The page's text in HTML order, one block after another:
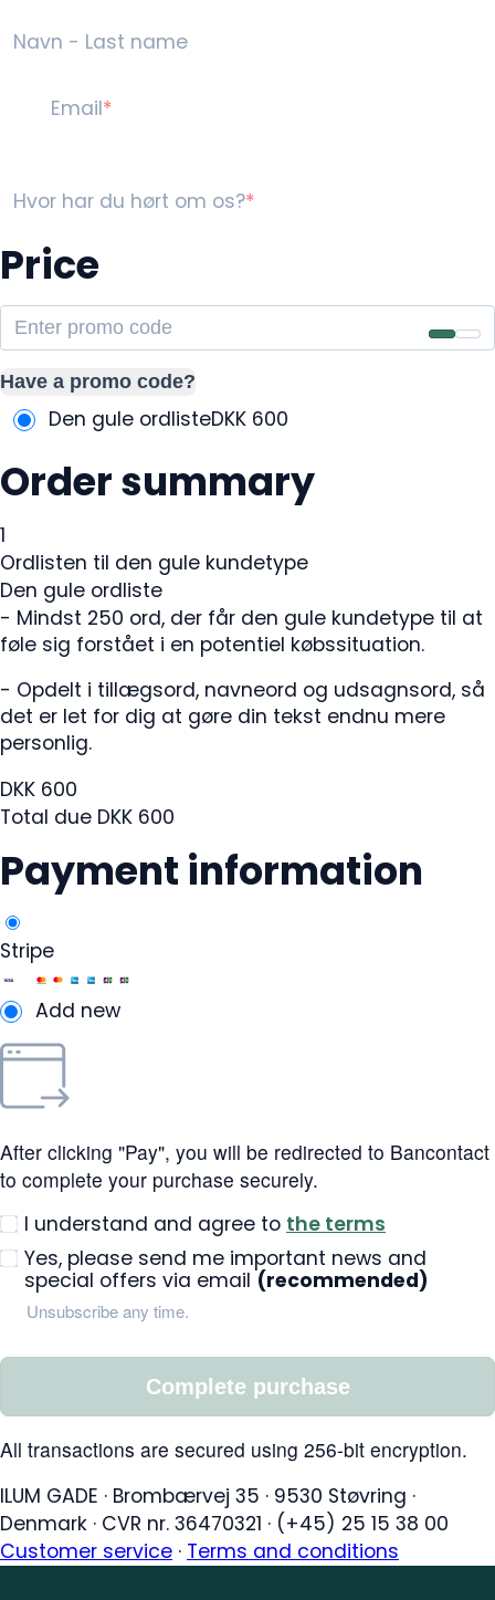
Navn - Last name
Email
Hvor har du hørt om os?
Price
Have a promo code?
Den gule ordlisteDKK 600
Order summary
1
Ordlisten til den gule kundetype
Den gule ordliste
- Mindst 250 ord, der får den gule kundetype til at
føle sig forstået i en potentiel købssituation.
- Opdelt i tillægsord, navneord og udsagnsord, så
det er let for dig at gøre din tekst endnu mere
personlig.
DKK 600
Total due DKK 600
Payment information
Stripe
Add new
After clicking "Pay", you will be redirected to Bancontact
to complete your purchase securely.
I understand and agree to the terms
Yes, please send me important news and
special offers via email (recommended)
Unsubscribe any time.
Complete purchase
All transactions are secured using 256-bit encryption.
ILUM GADE · Brombærvej 35 · 9530 Støvring ·
Denmark · CVR nr. 36470321 · (+45) 25 15 38 00
Customer service · Terms and conditions